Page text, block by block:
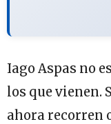
Iago Aspas no
los que vienen.
ahora recorren